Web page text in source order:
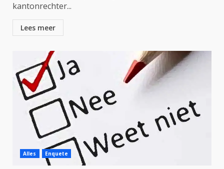
kantonrechter...
Lees meer
Alles Enquete